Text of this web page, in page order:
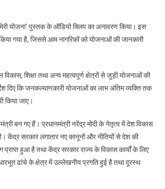
योजना’ पुस्तक के ऑडियो क्लिप का अनावरण किया। इस
गया है, जिससे आम नागरिकों को योजनाओं की जानकारी
शिक्षा तथा अन्य महत्वपूर्ण क्षेत्रों से जुड़ी योजनाओं की
दिए कि जनकल्याणकारी योजनाओं का लाभ अंतिम व्यक्ति तक
किया जाए।
बन गए हैं। प्रधानमंत्री नरेंद्र मोदी के नेतृत्व में देश विकास
केंद्र सरकार लगातार नए कानूनों और नीतियों से देश की
हुआ है तथा केंद्र सरकार राज्य के विकास कार्यों के लिए
ढांचे के क्षेत्र में उल्लेखनीय प्रगति हुई है तथा दूरस्थ